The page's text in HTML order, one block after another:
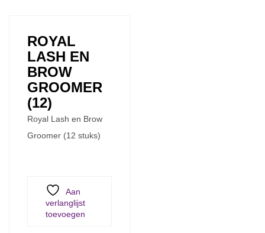
ROYAL
LASH EN
BROW
GROOMER
(12)
Royal Lash en Brow
Groomer (12 stuks)
Aan
verlanglijst
toevoegen